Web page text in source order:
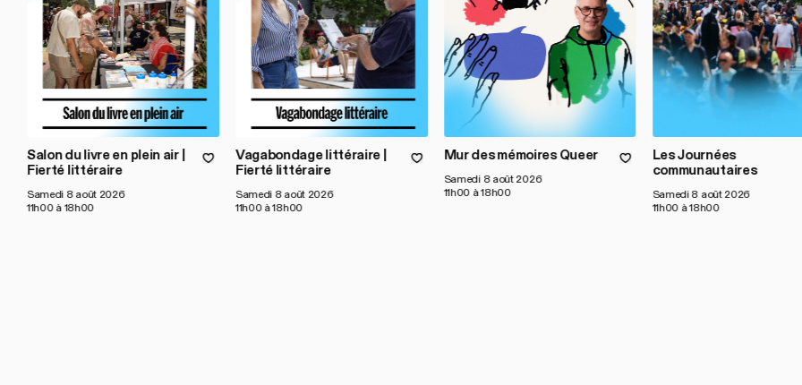
Salon du livre en plein air |
Fierté littéraire
Samedi 8 août 2026
11h00 à 18h00
Vagabondage littéraire |
Fierté littéraire
Samedi 8 août 2026
11h00 à 18h00
Mur des mémoires Queer
Samedi 8 août 2026
11h00 à 18h00
Les Journées
communautaires
Samedi 8 août 2026
11h00 à 18h00